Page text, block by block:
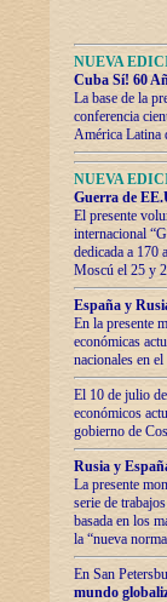
NUEVA
Cuba Sí! 60
La base de la
conferencia
América Latina
NUEVA
Guerra de
El presente
internacional
dedicada a 170
Moscú el 25 y
España y
En la presente
económicas
nacionales en
El 10 de julio
económicos
gobierno de
Rusia y
La presente
serie de
basada en los
la “nueva
En San
mundo